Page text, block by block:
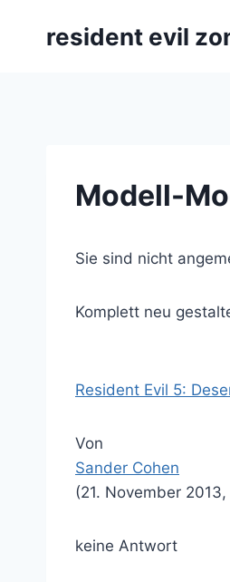
resident evil
Modell-
Sie sind nicht
Komplett neu
Resident Evil 5:
Von
Sander Cohen
(21. November 2013,
keine Antwort